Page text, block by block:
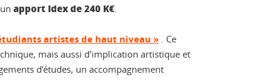
apport Idex de 240 K€
artistes de haut niveau » . Ce
mais aussi d’implication artistique et
d’études, un accompagnement